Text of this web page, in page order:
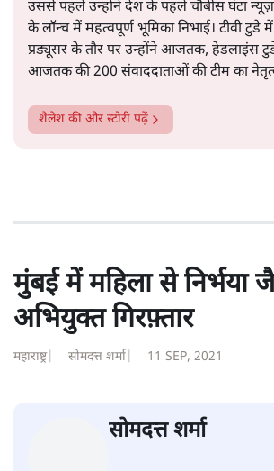
सत्य हिन्दी ऐपडाउनलोडकरें
उससे पहले उन्होंने देश के पहले चौबीस घंटा
प्रड्यूसर के तौर पर उन्होंने आजतक, हेडलाइंस
आजतक की 200 संवाददाताओं की टीम का
शैलेशकी और स्टोरी पढ़ें